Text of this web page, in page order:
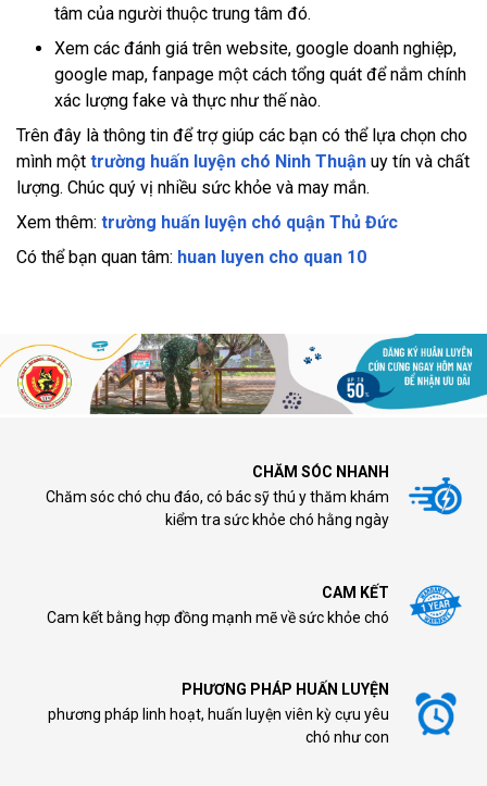
tâm của người thuộc trung tâm đó.
Xem các đánh giá trên website, google doanh nghiệp,
google map, fanpage một cách tổng quát để nắm chính
xác lượng fake và thực như thế nào.
Trên đây là thông tin để trợ giúp các bạn có thể lựa chọn cho
mình một trường huấn luyện chó Ninh Thuận uy tín và chất
lượng. Chúc quý vị nhiều sức khỏe và may mắn.
Xem thêm: trường huấn luyện chó quận Thủ Đức
Có thể bạn quan tâm: huan luyen cho quan 10
CHĂM SÓC NHANH
Chăm sóc chó chu đáo, có bác sỹ thú y thăm khám
kiểm tra sức khỏe chó hằng ngày
CAM KẾT
Cam kết bằng hợp đồng mạnh mẽ về sức khỏe chó
PHƯƠNG PHÁP HUẤN LUYỆN
phương pháp linh hoạt, huấn luyện viên kỳ cựu yêu
chó như con